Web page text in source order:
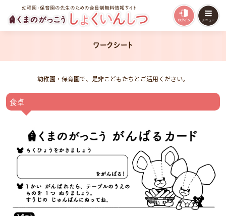
幼稚園・保育園の先生のための会員制無料情報サイト
ワークシート
幼稚園・保育園で、是非こどもたちとご活用ください。
食卓